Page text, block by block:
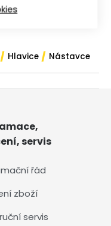
/ Hlavice / Nástavce
servis
řád
zboží
servis